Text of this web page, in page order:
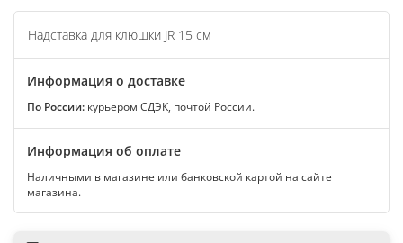
Надставка для клюшки JR 15 см
Информация о доставке
По России: курьером СДЭК, почтой России.
Информация об оплате
Наличными в магазине или банковской картой на сайте
магазина.